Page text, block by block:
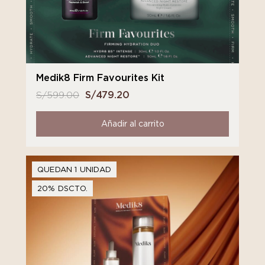
Medik8 Firm Favourites Kit
S/599.00 El
precio
original
era:
S/479.20
precio
actual
es:
Añadir al carrito
QUEDAN 1 UNIDAD
20% DSCTO.